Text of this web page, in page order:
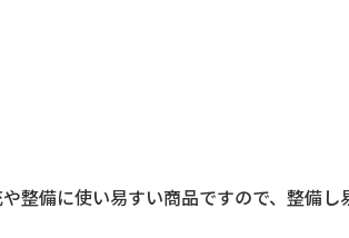
整備に使い易すい商品ですので、整備